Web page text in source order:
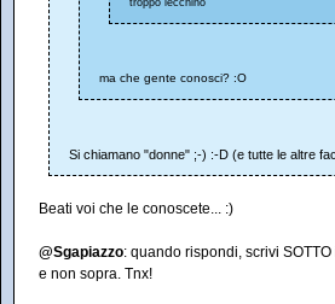
ma che gente conosci? :O
Si chiamano "donne" ;-) :-D (e tutte le altre
Beati voi che le conoscete... :)
@Sgapiazzo: quando rispondi, scrivi
e non sopra. Tnx!